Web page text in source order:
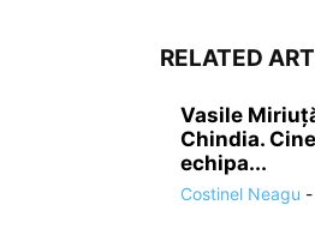
RELATED
Vasile
Chindia.
echipa...
Costinel Neagu -